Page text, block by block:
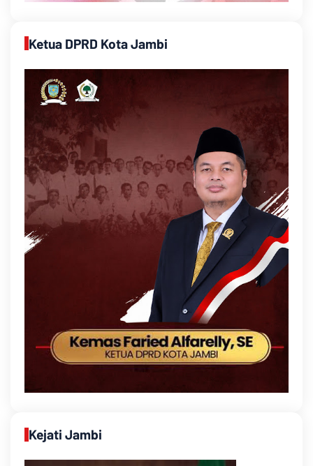
Ketua DPRD Kota Jambi
Kejati Jambi